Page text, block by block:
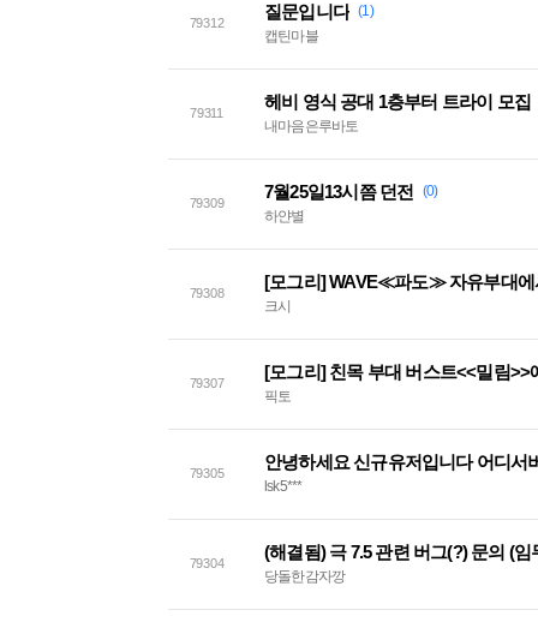
79312
질문입니다 (1)
캡틴마블
79311
헤비 영식 공대 1층부터 트라이 모집
내마음은루바토
79309
7월25일13시쯤 던전
(0)
하얀별
79308
[모그리] WAVE≪파도≫ 자유부대에
크시
79307
픽토
79305
안녕하세요 신규유저입니다 어디서
lsk5***
79304
당돌한감자깡